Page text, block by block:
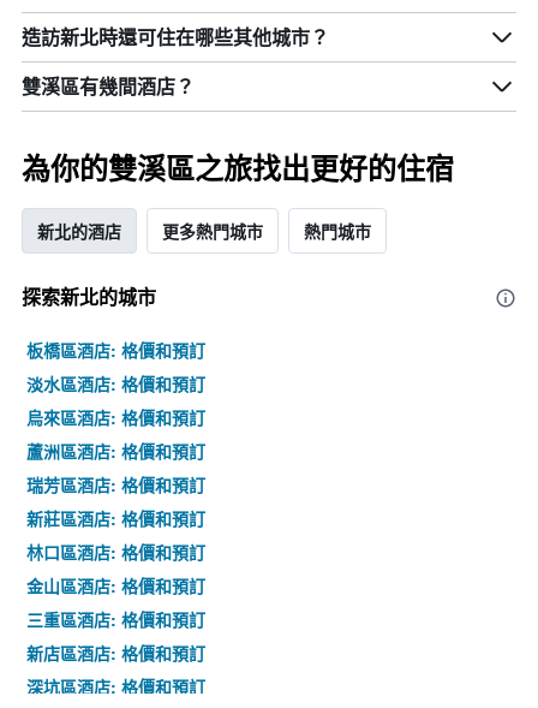
造訪新北​時還可住在哪些其他城市？
雙溪區​有幾間酒店？
為你的雙溪區之旅找出更好的住宿
新北的酒店 更多熱門城市 熱門城市
探索新北​的城市
板橋區酒店: 格價和預訂
淡水區酒店: 格價和預訂
烏來區酒店: 格價和預訂
蘆洲區酒店: 格價和預訂
瑞芳區酒店: 格價和預訂
新莊區酒店: 格價和預訂
林口區酒店: 格價和預訂
金山區酒店: 格價和預訂
三重區酒店: 格價和預訂
新店區酒店: 格價和預訂
深坑區酒店: 格價和預訂